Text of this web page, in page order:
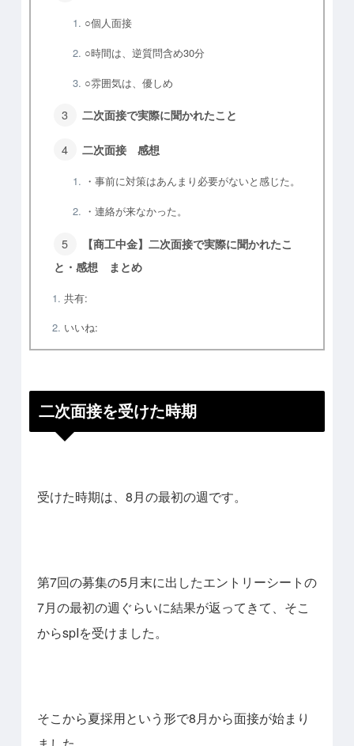
○個人面接
○時間は、逆質問含め30分
○雰囲気は、優しめ
二次面接で実際に聞かれたこと
二次面接 感想
・事前に対策はあんまり必要がないと感じた。
・連絡が来なかった。
【商工中金】二次面接で実際に聞かれたこ
と・感想 まとめ
共有:
いいね:
二次面接を受けた時期
受けた時期は、8月の最初の週です。
第7回の募集の5月末に出したエントリーシートの
7月の最初の週ぐらいに結果が返ってきて、そこ
からspIを受けました。
そこから夏採用という形で8月から面接が始まり